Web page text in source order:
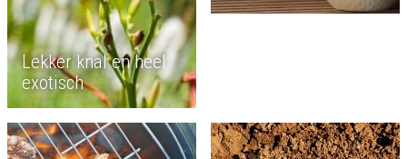
Lekker knal en heel
exotisch